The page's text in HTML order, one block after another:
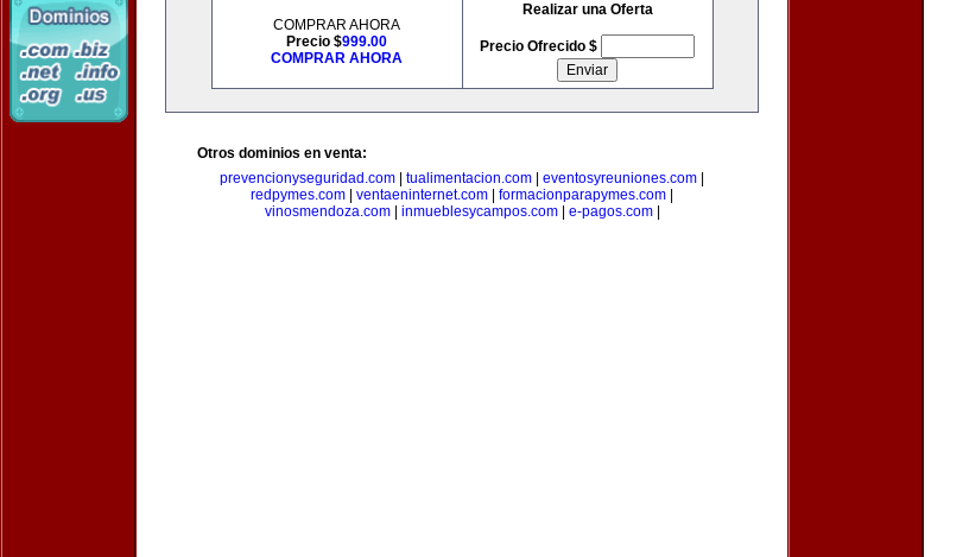
COMPRAR AHORA
Precio $999.00
COMPRAR AHORA
Realizar una Oferta
Precio Ofrecido $
Otros dominios en venta:
prevencionyseguridad.com
tualimentacion.com eventosyreuniones.com
redpymes.com
ventaeninternet.com formacionparapymes.com
vinosmendoza.com| inmueblesycampos.com| e-pagos.com|